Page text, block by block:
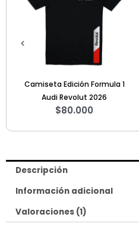
Hoodie Aquaman
$140.000
Descripción
Información adicional
Valoraciones (1)